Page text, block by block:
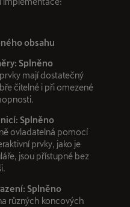
obsahu
Splněno
mají dostatečný
čitelné i při omezené
Splněno
ovladatelná pomocí
prvky, jako je
jsou přístupné bez
Splněno
různých koncových